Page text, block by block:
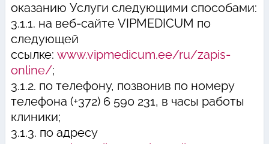
оказанию Услуги следующими способами:
3.1.1. на веб-сайте VIPMEDICUM по
следующей
ссылке: www.vipmedicum.ee/ru/zapis-
online/;
3.1.2. по телефону, позвонив по номеру
телефона (+372) 6 590 231, в часы работы
клиники;
3.1.3. по адресу